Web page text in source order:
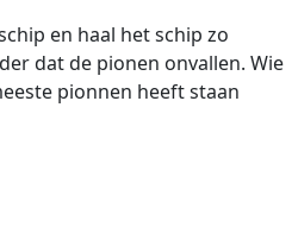
en haal het schip zo
dat de pionen onvallen. Wie
pionnen heeft staan